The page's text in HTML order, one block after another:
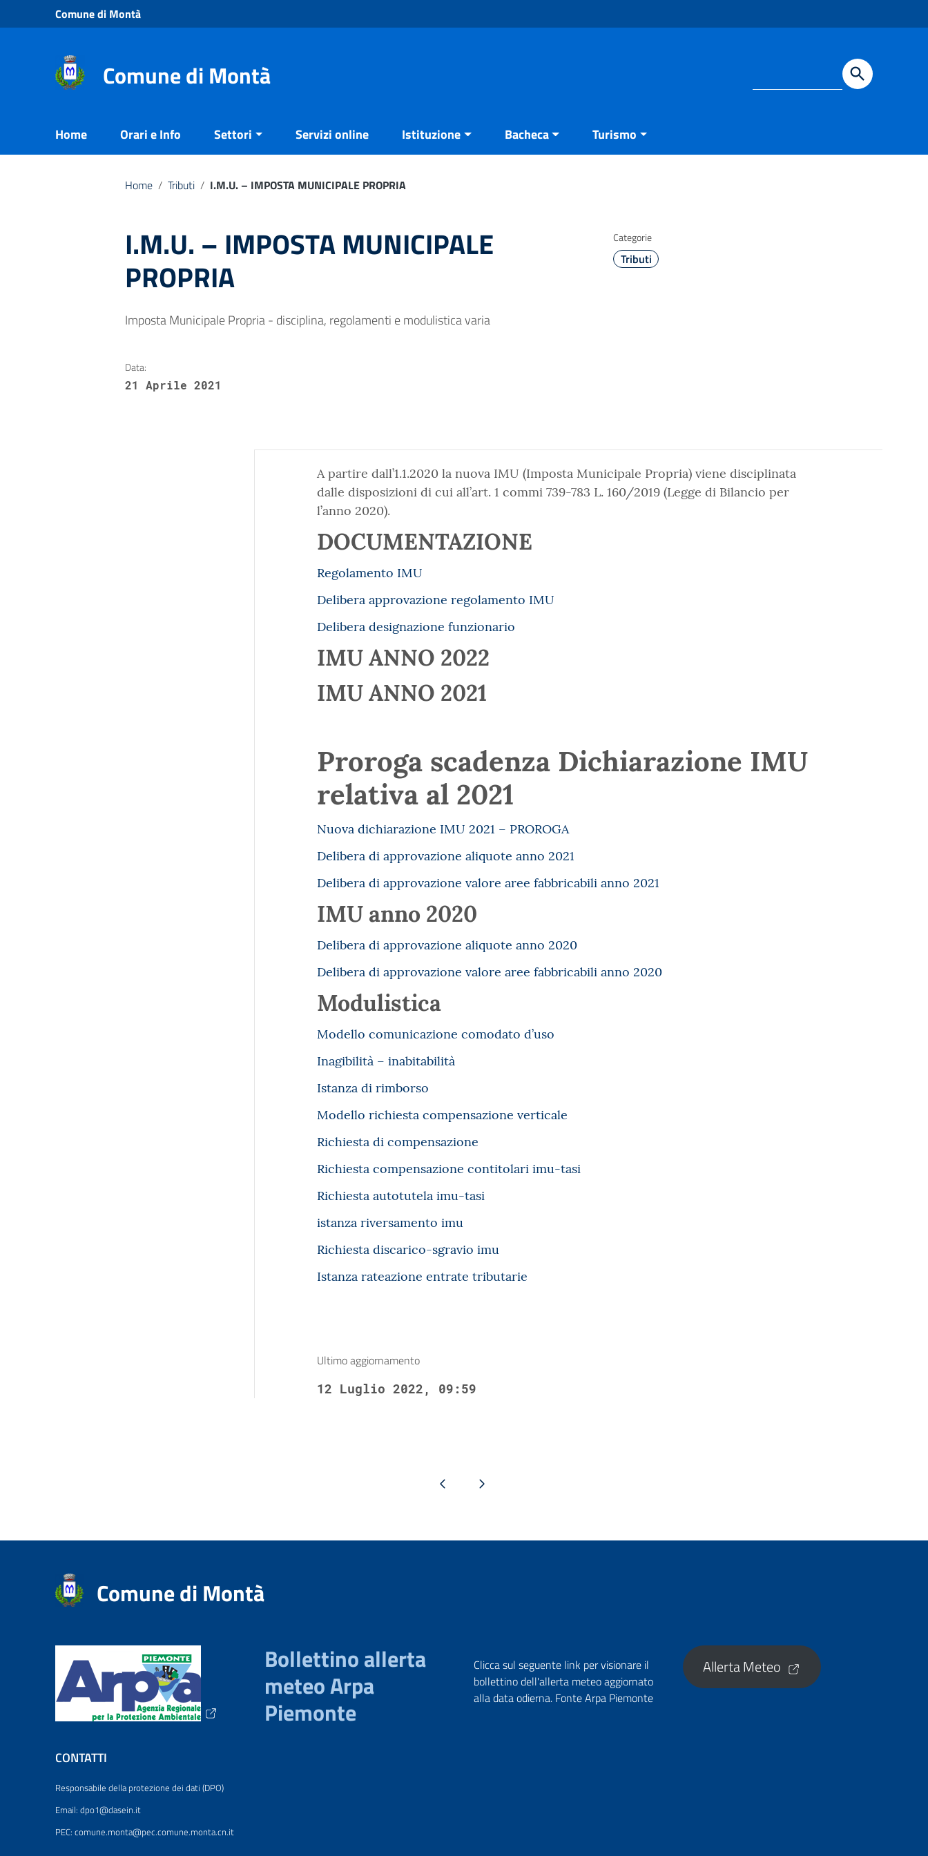
Vai ai contenuti
Vai al menu di navigazione
Comune di Montà
Comune di Montà
Home Orari e Info Settori Servizi online Istituzione Bacheca Turismo
Home / Tributi / I.M.U. – IMPOSTA MUNICIPALE PROPRIA
I.M.U. – IMPOSTA MUNICIPALE
PROPRIA
Imposta Municipale Propria - disciplina, regolamenti e modulistica varia
Categorie
Tributi
Data:
21 Aprile 2021
A partire dall’1.1.2020 la nuova IMU (Imposta Municipale Propria) viene disciplinata
dalle disposizioni di cui all’art. 1 commi 739-783 L. 160/2019 (Legge di Bilancio per
l’anno 2020).
DOCUMENTAZIONE
Regolamento IMU
Delibera approvazione regolamento IMU
Delibera designazione funzionario
IMU ANNO 2022
IMU ANNO 2021
Proroga scadenza Dichiarazione IMU
relativa al 2021
Nuova dichiarazione IMU 2021 – PROROGA
Delibera di approvazione aliquote anno 2021
Delibera di approvazione valore aree fabbricabili anno 2021
IMU anno 2020
Delibera di approvazione aliquote anno 2020
Delibera di approvazione valore aree fabbricabili anno 2020
Modulistica
Modello comunicazione comodato d’uso
Inagibilità – inabitabilità
Istanza di rimborso
Modello richiesta compensazione verticale
Richiesta di compensazione
Richiesta compensazione contitolari imu-tasi
Richiesta autotutela imu-tasi
istanza riversamento imu
Richiesta discarico-sgravio imu
Istanza rateazione entrate tributarie
Ultimo aggiornamento
12 Luglio 2022, 09:59
Pagina precedentePagina successiva
Comune di Montà
Bollettino allerta
meteo Arpa
Piemonte
Clicca sul seguente link per visionare il
bollettino dell'allerta meteo aggiornato
alla data odierna. Fonte Arpa Piemonte
Allerta Meteo
CONTATTI
Responsabile della protezione dei dati (DPO)
Email: dpo1@dasein.it
PEC: comune.monta@pec.comune.monta.cn.it